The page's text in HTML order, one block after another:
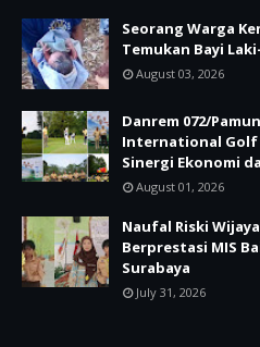
Seorang Warga
Temukan Bayi
August 03, 2026
Danrem 072/
International Golf
Sinergi Ekonomi
August 01, 2026
Naufal Riski
Berprestasi MIS
Surabaya
July 31, 2026